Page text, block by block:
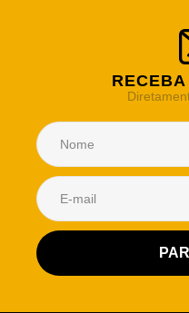
Atendimento Rei de